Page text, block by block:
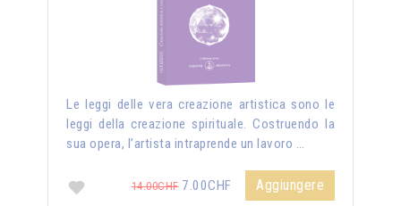
Le leggi delle vera creazione artistica sono le
leggi della creazione spirituale. Costruendo la
sua opera, l’artista intraprende un lavoro …
14.00CHF7.00CHF Aggiungere